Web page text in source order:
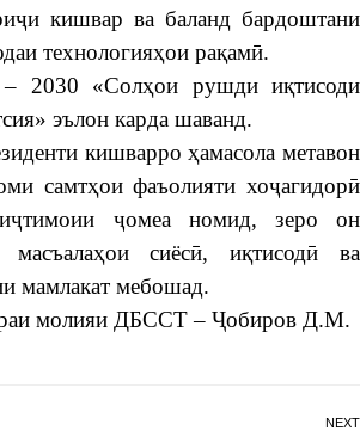
кишвар ва баланд бардоштани
технологияҳои рақамӣ.
2030 «Солҳои рушди иқтисоди
эълон карда шаванд.
кишварро ҳамасола метавон
самтҳои фаъолияти хоҷагидорӣ
ҷомеа номид, зеро он
сиёсӣ, иқтисодӣ ва
мамлакат мебошад.
молияи ДБССТ – Ҷобиров Д.М.
NEXT